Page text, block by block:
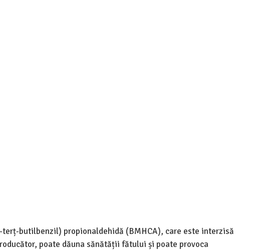
butilbenzil) propionaldehidă (BMHCA), care este interzisă
poate dăuna sănătății fătului și poate provoca